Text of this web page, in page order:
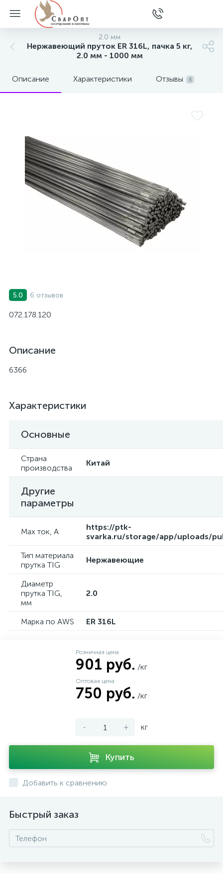
2.0 мм
Нержавеющий пруток ER 316L, пачка 5 кг,
2.0 мм - 1000 мм
Описание Характеристики Отзывы 6
5.0 6 отзывов
072.178.120
Описание
6366
Характеристики
Основные
Страна
производства
Китай
Другие
параметры
Max ток, А
https://ptk-
svarka.ru/storage/app/uploads/
Тип материала
прутка TIG
Нержавеющие
Диаметр
прутка TIG,
мм
2.0
Марка по AWS ER 316L
Розничная цена
901 руб. /кг
Оптовая цена
750 руб. /кг
- + кг
Купить
Добавить к сравнению
Быстрый заказ